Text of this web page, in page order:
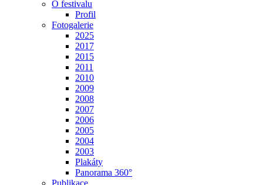
O festivalu
Profil
Fotogalerie
2025
2017
2015
2011
2010
2009
2008
2007
2006
2005
2004
2003
Plakáty
Panorama 360°
Publikace